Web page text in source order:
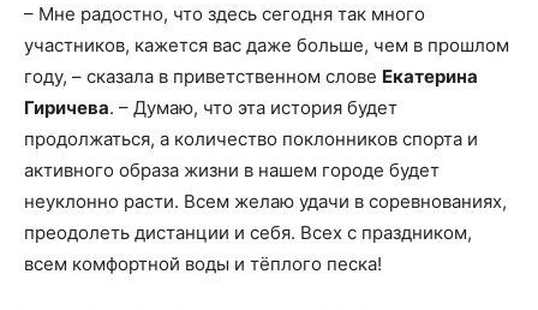
– Мне радостно, что здесь сегодня так много
участников, кажется вас даже больше, чем в прошлом
году, – сказала в приветственном слове Екатерина
Гиричева. – Думаю, что эта история будет
продолжаться, а количество поклонников спорта и
активного образа жизни в нашем городе будет
неуклонно расти. Всем желаю удачи в соревнованиях,
преодолеть дистанции и себя. Всех с праздником,
всем комфортной воды и тёплого песка!